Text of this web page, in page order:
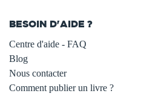
BESOIN D'AIDE ?
Centre d'aide - FAQ
Blog
Nous contacter
Comment publier un livre ?